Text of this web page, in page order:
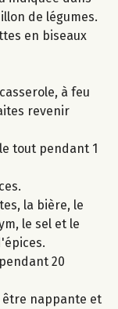
de légumes.
en biseaux
à feu
revenir
tout pendant 1
la bière, le
le sel et le
20
être nappante et